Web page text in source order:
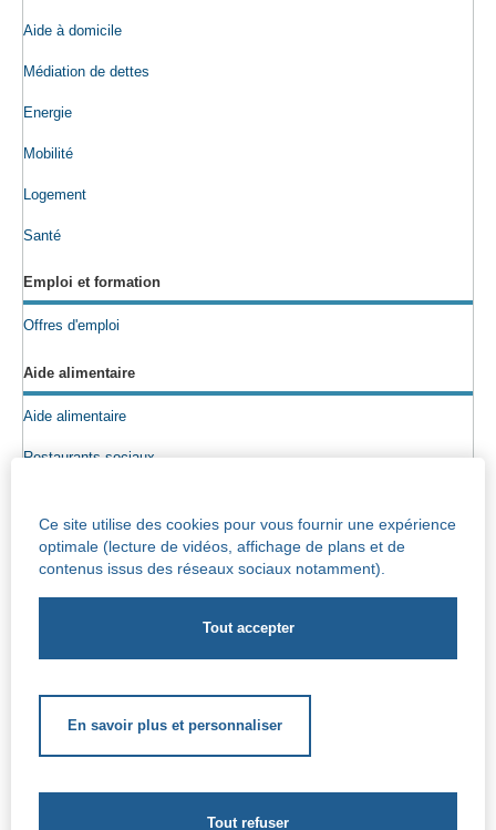
Ce site utilise des cookies pour vous fournir une expérience
optimale (lecture de vidéos, affichage de plans et de
contenus issus des réseaux sociaux notamment).
En savoir plus et personnaliser
Aide à domicile
Médiation de dettes
Energie
Mobilité
Logement
Santé
Emploi et formation
Offres d'emploi
Aide alimentaire
Aide alimentaire
Restaurants sociaux
Epicerie sociale
Socio-culturel
Soutien scolaire